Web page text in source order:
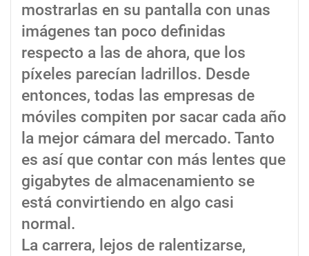
mostrarlas en su pantalla con unas
imágenes tan poco definidas
respecto a las de ahora, que los
píxeles parecían ladrillos. Desde
entonces, todas las empresas de
móviles compiten por sacar cada año
la mejor cámara del mercado. Tanto
es así que contar con más lentes que
gigabytes de almacenamiento se
está convirtiendo en algo casi
normal.
La carrera, lejos de ralentizarse,